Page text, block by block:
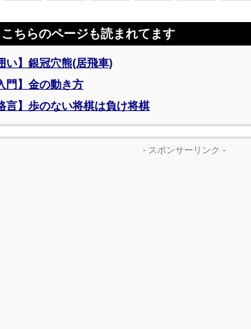
こちらのページも読まれてます
い】銀冠穴熊(居飛車)
門】金の動き方
言】歩のない将棋は負け将棋
- スポンサーリンク -